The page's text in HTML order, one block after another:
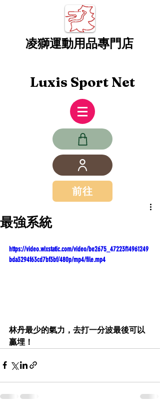
凌獅運動用品專門店
Luxis Sport Net
前往
最強系統
https://video.wixstatic.com/video/be2675_47223f14961249
bda3294f63cd7bf3bf/480p/mp4/file.mp4
林丹最少的氣力，去打一分波最後可以
贏埋！